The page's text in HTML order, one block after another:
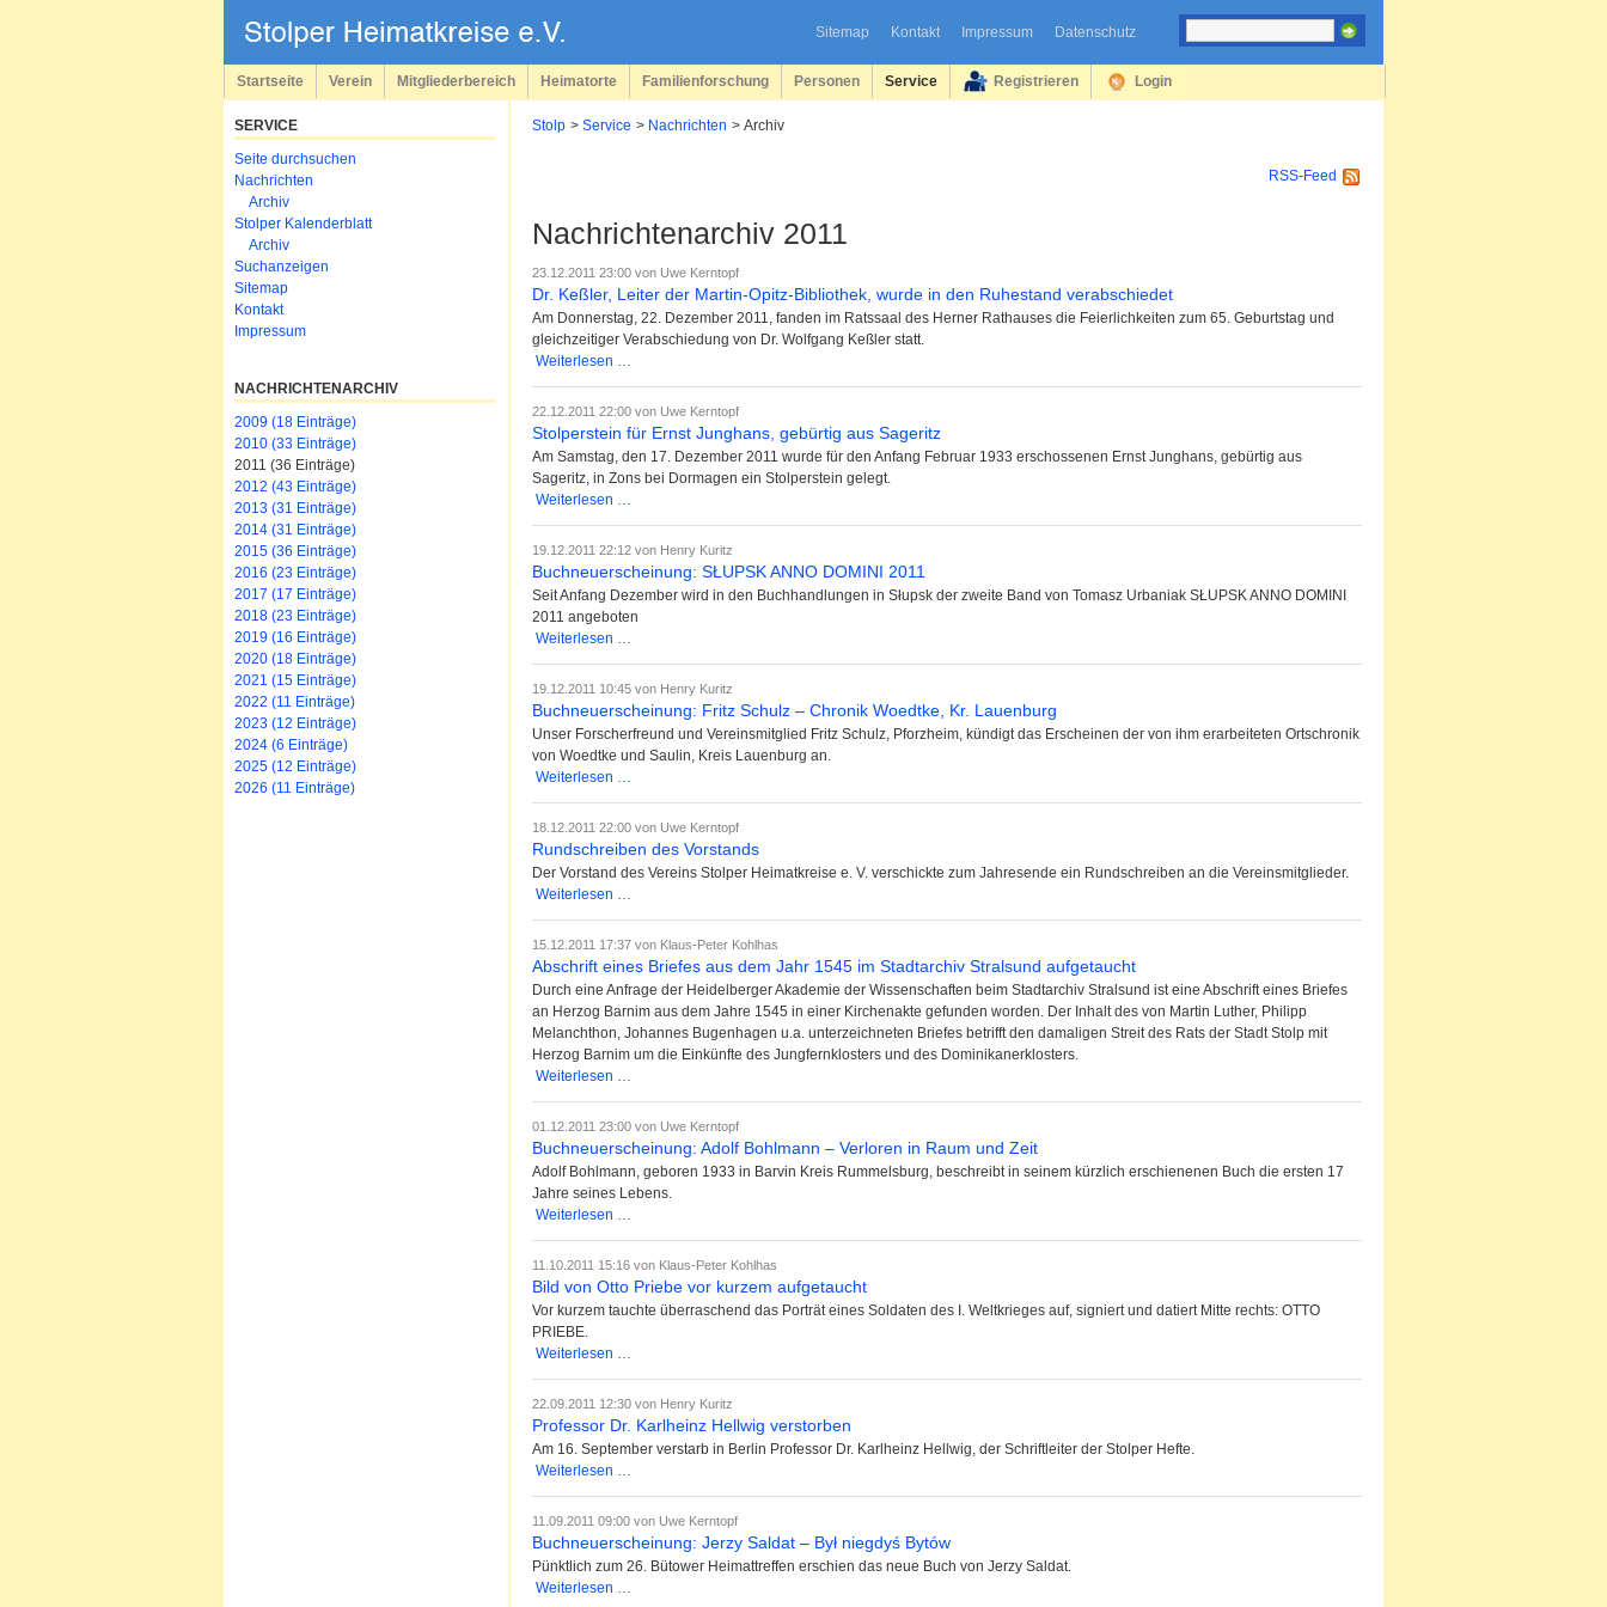
Sitemap Kontakt Impressum Datenschutz
überspringen
Startseite Verein Mitgliederbereich Heimatorte Familienforschung Personen Service Registrieren Login
Stolp Service Nachrichten Archiv
RSS-Feed
Nachrichtenarchiv 2011
23.12.2011 23:00 von Uwe Kerntopf
Dr. Keßler, Leiter der Martin-Opitz-Bibliothek, wurde in den Ruhestand verabschiedet
Am Donnerstag, 22. Dezember 2011, fanden im Ratssaal des Herner Rathauses die Feierlichkeiten zum 65. Geburtstag und
gleichzeitiger Verabschiedung von Dr. Wolfgang Keßler statt.
Weiterlesen …
Leiter
der
den
Ruhestand
verabschiedet
22.12.2011 22:00 von Uwe Kerntopf
Stolperstein für Ernst Junghans, gebürtig aus Sageritz
Am Samstag, den 17. Dezember 2011 wurde für den Anfang Februar 1933 erschossenen Ernst Junghans, gebürtig aus
Sageritz, in Zons bei Dormagen ein Stolperstein gelegt.
Weiterlesen …
Ernst
Junghans,
19.12.2011 22:12 von Henry Kuritz
Buchneuerscheinung: SŁUPSK ANNO DOMINI 2011
Seit Anfang Dezember wird in den Buchhandlungen in Słupsk der zweite Band von Tomasz Urbaniak SŁUPSK ANNO DOMINI
2011 angeboten
Weiterlesen …
ANNO
DOMINI
19.12.2011 10:45 von Henry Kuritz
Buchneuerscheinung: Fritz Schulz – Chronik Woedtke, Kr. Lauenburg
Unser Forscherfreund und Vereinsmitglied Fritz Schulz, Pforzheim, kündigt das Erscheinen der von ihm erarbeiteten Ortschronik
von Woedtke und Saulin, Kreis Lauenburg an.
Weiterlesen …
Schulz
18.12.2011 22:00 von Uwe Kerntopf
Rundschreiben des Vorstands
Der Vorstand des Vereins Stolper Heimatkreise e. V. verschickte zum Jahresende ein Rundschreiben an die Vereinsmitglieder.
Weiterlesen …
Vorstands
15.12.2011 17:37 von Klaus-Peter Kohlhas
Abschrift eines Briefes aus dem Jahr 1545 im Stadtarchiv Stralsund aufgetaucht
Durch eine Anfrage der Heidelberger Akademie der Wissenschaften beim Stadtarchiv Stralsund ist eine Abschrift eines Briefes
an Herzog Barnim aus dem Jahre 1545 in einer Kirchenakte gefunden worden. Der Inhalt des von Martin Luther, Philipp
Melanchthon, Johannes Bugenhagen u.a. unterzeichneten Briefes betrifft den damaligen Streit des Rats der Stadt Stolp mit
Herzog Barnim um die Einkünfte des Jungfernklosters und des Dominikanerklosters.
Weiterlesen …
Briefes
aus
Jahr
Stralsund
aufgetaucht
01.12.2011 23:00 von Uwe Kerntopf
Buchneuerscheinung: Adolf Bohlmann – Verloren in Raum und Zeit
Adolf Bohlmann, geboren 1933 in Barvin Kreis Rummelsburg, beschreibt in seinem kürzlich erschienenen Buch die ersten 17
Jahre seines Lebens.
Weiterlesen …
Bohlmann
–
11.10.2011 15:16 von Klaus-Peter Kohlhas
Bild von Otto Priebe vor kurzem aufgetaucht
Vor kurzem tauchte überraschend das Porträt eines Soldaten des I. Weltkrieges auf, signiert und datiert Mitte rechts: OTTO
PRIEBE.
Weiterlesen …
Priebe
22.09.2011 12:30 von Henry Kuritz
Professor Dr. Karlheinz Hellwig verstorben
Am 16. September verstarb in Berlin Professor Dr. Karlheinz Hellwig, der Schriftleiter der Stolper Hefte.
Weiterlesen …
Karlheinz
Hellwig
verstorben
11.09.2011 09:00 von Uwe Kerntopf
Buchneuerscheinung: Jerzy Saldat – Był niegdyś Bytów
Pünktlich zum 26. Bütower Heimattreffen erschien das neue Buch von Jerzy Saldat.
Weiterlesen …
SERVICE
Navigation
überspringen
Seite durchsuchen
Nachrichten
Archiv
Stolper Kalenderblatt
Archiv
Suchanzeigen
Sitemap
Kontakt
Impressum
NACHRICHTENARCHIV
2009 (18 Einträge)
2010 (33 Einträge)
2011 (36 Einträge)
2012 (43 Einträge)
2013 (31 Einträge)
2014 (31 Einträge)
2015 (36 Einträge)
2016 (23 Einträge)
2017 (17 Einträge)
2018 (23 Einträge)
2019 (16 Einträge)
2020 (18 Einträge)
2021 (15 Einträge)
2022 (11 Einträge)
2023 (12 Einträge)
2024 (6 Einträge)
2025 (12 Einträge)
2026 (11 Einträge)